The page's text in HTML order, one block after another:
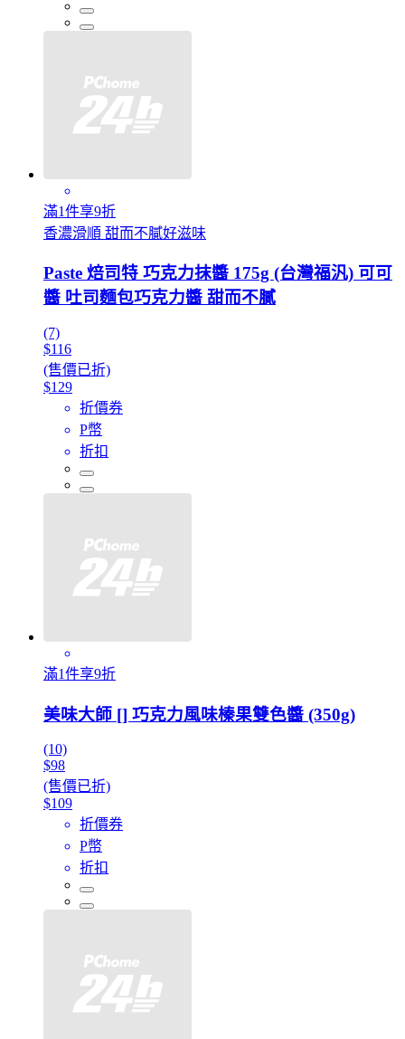
滿1件享9折
香濃滑順 甜而不膩好滋味
Paste 焙司特 巧克力抹醬 175g (台灣福汎) 可可
醬 吐司麵包巧克力醬 甜而不膩
(7)
$116
(售價已折)
$129
折價券
P幣
折扣
滿1件享9折
美味大師 [] 巧克力風味榛果雙色醬 (350g)
(10)
$98
(售價已折)
$109
折價券
P幣
折扣